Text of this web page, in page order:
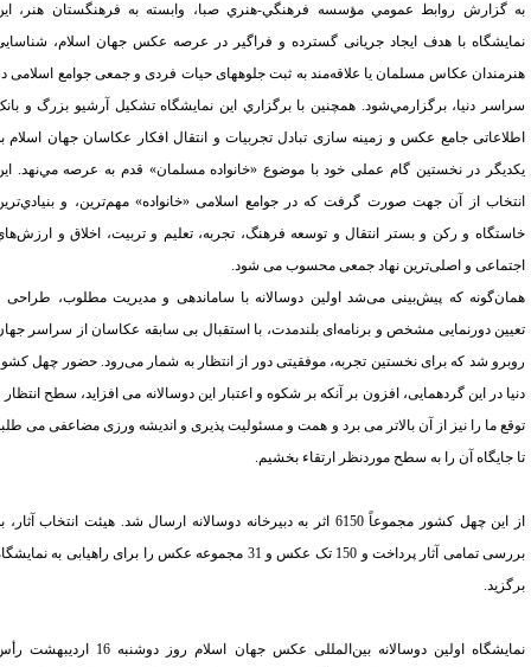
گزارش روابط عمومي مؤسسه فرهنگي-هنري صبا، وابسته به فرهنگستان هنر، اين
با هدف ايجاد جريانی گسترده و فراگير در عرصه عکس جهان اسلام، شناسايی
عکاس مسلمان يا علاقه‌مند به ثبت جلوه‏هایحيات فردی و جمعی جوامع اسلامی در
دنيا، برگزارمي‌شود. همچنين با برگزاري اين نمايشگاه تشکيل آرشيو بزرگ و بانک
جامع عکس و زمينه سازی تبادل تجربيات و انتقال افکار عکاسان جهان اسلام به
در نخستين گام عملی خود با موضوع «خانواده مسلمان» قدم به عرصه مي‌نهد. اين
از آن جهت صورت گرفت که در جوامع اسلامی «خانواده» مهم‌ترين، و بنيادي‌ترين
و ركن و بستر انتقال و توسعه فرهنگ، تجربه، تعليم و تربيت، اخلاق و ارزش‌هاي
و اصلی‌ترين نهاد جمعی محسوب می شود.
که پيش‌بينی می‌شد اولين دوسالانه با ساماندهی و مديريت مطلوب، طراحی و
دورنمايی مشخص و برنامه‌ای بلندمدت، با استقبال بی سابقه عکاسان از سراسر جهان
شد که برای نخستين تجربه، موفقيتی دور از انتظار به شمار می‌رود. حضور چهل کشور
در اين گردهمايی، افزون بر آنکه بر شکوه و اعتبار اين دوسالانه می افزايد، سطح انتظار و
ما را نيز از آن بالاتر می برد و همت و مسئوليت پذيری و انديشه ورزی مضاعفی می طلبد
جايگاه آن را به سطح موردنظر ارتقاء بخشيم.
از اين چهل کشور مجموعاً 6150 اثر به دبيرخانه دوسالانه ارسال شد. هيئت انتخاب آثار، به
بررسی تمامی آثار پرداخت و 150 تک عکس و 31 مجموعه عکس را برای راهيابی به نمايشگاه
نمايشگاه اولين دوسالانه بين‌المللی عکس جهان اسلام روز دوشنبه 16 ارديبهشت رأس